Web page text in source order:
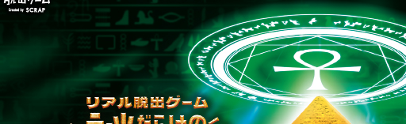
、突如鳴り響く警報音。
にも魔の手が迫る!!